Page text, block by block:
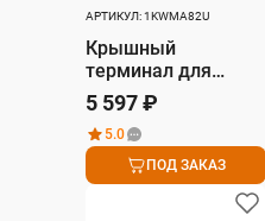
АРТИКУЛ: 1KWMA82U
Крышный
терминал для
наклонной крыши
Ø132, материал –
ПВХ
5 597 ₽
5.0
ПОД ЗАКАЗ